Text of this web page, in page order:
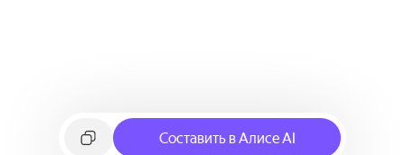
Составить в Алисе AI